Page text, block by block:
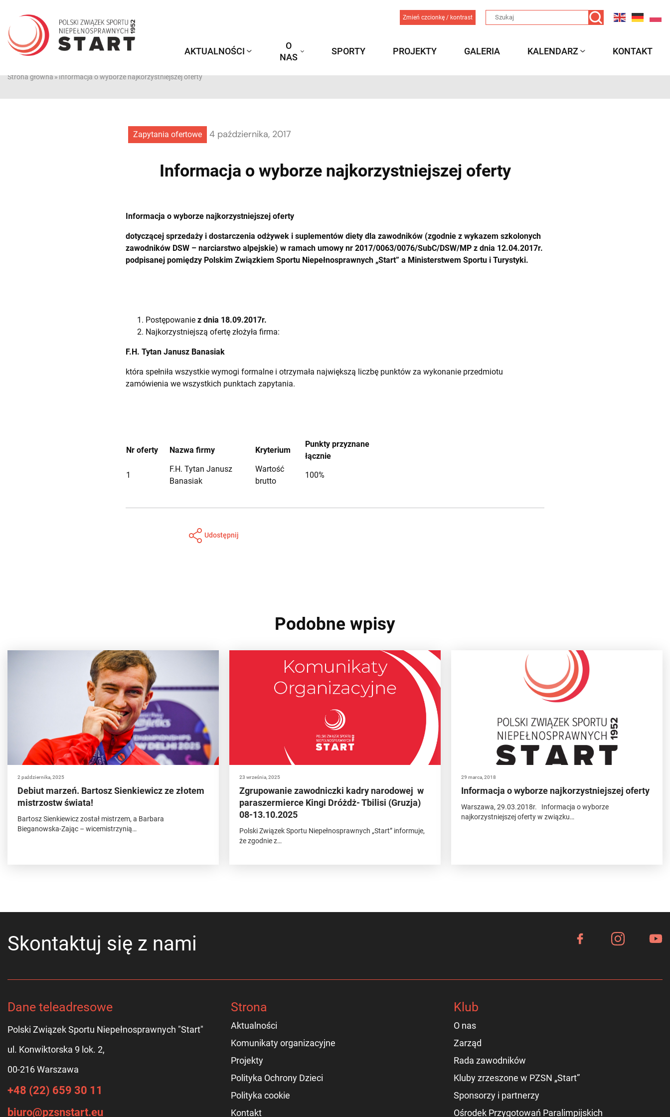
treści
Zmień czcionkę / kontrast
AKTUALNOŚCI
O
NAS
SPORTY PROJEKTY GALERIA KALENDARZ KONTAKT
Strona główna»Informacja o wyborze najkorzystniejszej oferty
Zapytania ofertowe 4 października, 2017
Informacja o wyborze najkorzystniejszej oferty
Informacja o wyborze najkorzystniejszej oferty
dotyczącej sprzedaży i dostarczenia odżywek i suplementów diety dla zawodników (zgodnie z wykazem szkolonych
zawodników DSW – narciarstwo alpejskie) w ramach umowy nr 2017/0063/0076/SubC/DSW/MP z dnia 12.04.2017r.
podpisanej pomiędzy Polskim Związkiem Sportu Niepełnosprawnych „Start” a Ministerstwem Sportu i Turystyki.
Postępowanie z dnia 18.09.2017r.
Najkorzystniejszą ofertę złożyła firma:
F.H. Tytan Janusz Banasiak
która spełniła wszystkie wymogi formalne i otrzymała największą liczbę punktów za wykonanie przedmiotu
zamówienia we wszystkich punktach zapytania.
Nr oferty Nazwa firmy Kryterium
Punkty przyznane
łącznie
1
F.H. Tytan Janusz
Banasiak
Wartość
brutto
100%
Udostępnij
Podobne wpisy
2 października, 2025
Debiut marzeń. Bartosz Sienkiewicz ze złotem
mistrzostw świata!
Bartosz Sienkiewicz został mistrzem, a Barbara
Bieganowska-Zając – wicemistrzynią…
23 września, 2025
Zgrupowanie zawodniczki kadry narodowej w
paraszermierce Kingi Dróżdż- Tbilisi (Gruzja)
08-13.10.2025
Polski Związek Sportu Niepełnosprawnych „Start” informuje,
że zgodnie z…
29 marca, 2018
Informacja o wyborze najkorzystniejszej oferty
Warszawa, 29.03.2018r. Informacja o wyborze
najkorzystniejszej oferty w związku…
Skontaktuj się z nami
Dane teleadresowe
Polski Związek Sportu Niepełnosprawnych "Start"
ul. Konwiktorska 9 lok. 2,
00-216 Warszawa
+48 (22) 659 30 11
biuro@pzsnstart.eu
Strona
Aktualności
Komunikaty organizacyjne
Projekty
Polityka Ochrony Dzieci
Polityka cookie
Kontakt
Klub
O nas
Zarząd
Rada zawodników
Kluby zrzeszone w PZSN „Start”
Sponsorzy i partnerzy
Ośrodek Przygotowań Paralimpijskich